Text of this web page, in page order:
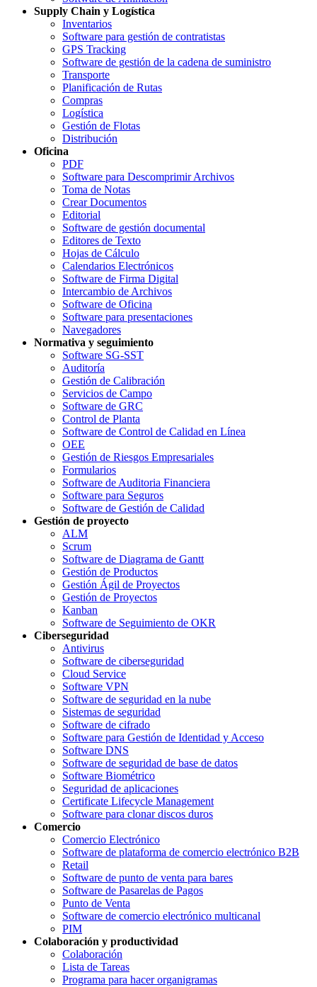
Supply Chain y Logística
Inventarios
Software para gestión de contratistas
GPS Tracking
Software de gestión de la cadena de suministro
Transporte
Planificación de Rutas
Compras
Logística
Gestión de Flotas
Distribución
Oficina
PDF
Software para Descomprimir Archivos
Toma de Notas
Crear Documentos
Editorial
Software de gestión documental
Editores de Texto
Hojas de Cálculo
Calendarios Electrónicos
Software de Firma Digital
Intercambio de Archivos
Software de Oficina
Software para presentaciones
Navegadores
Normativa y seguimiento
Software SG-SST
Auditoría
Gestión de Calibración
Servicios de Campo
Software de GRC
Control de Planta
Software de Control de Calidad en Línea
OEE
Gestión de Riesgos Empresariales
Formularios
Software de Auditoria Financiera
Software para Seguros
Software de Gestión de Calidad
Gestión de proyecto
ALM
Scrum
Software de Diagrama de Gantt
Gestión de Productos
Gestión Ágil de Proyectos
Gestión de Proyectos
Kanban
Software de Seguimiento de OKR
Ciberseguridad
Antivirus
Software de ciberseguridad
Cloud Service
Software VPN
Software de seguridad en la nube
Sistemas de seguridad
Software de cifrado
Software para Gestión de Identidad y Acceso
Software DNS
Software de seguridad de base de datos
Software Biométrico
Seguridad de aplicaciones
Certificate Lifecycle Management
Software para clonar discos duros
Comercio
Comercio Electrónico
Software de plataforma de comercio electrónico B2B
Retail
Software de punto de venta para bares
Software de Pasarelas de Pagos
Punto de Venta
Software de comercio electrónico multicanal
PIM
Colaboración y productividad
Colaboración
Lista de Tareas
Programa para hacer organigramas